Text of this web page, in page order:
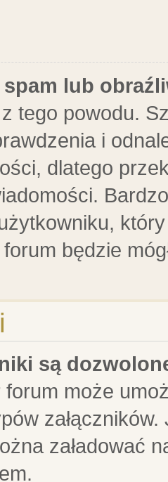
spam lub
tego powodu.
i
dlatego
będzie
są
może
załadować